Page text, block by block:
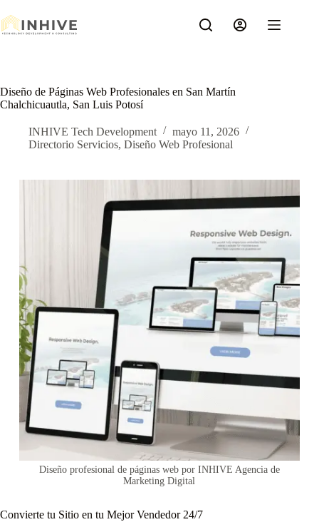
al
contenido
Diseño de Páginas Web Profesionales en San Martín
Chalchicuautla, San Luis Potosí
INHIVE Tech Development
mayo 11, 2026
Directorio Servicios, Diseño Web Profesional
Diseño profesional de páginas web por INHIVE Agencia de
Marketing Digital
Convierte tu Sitio en tu Mejor Vendedor 24/7